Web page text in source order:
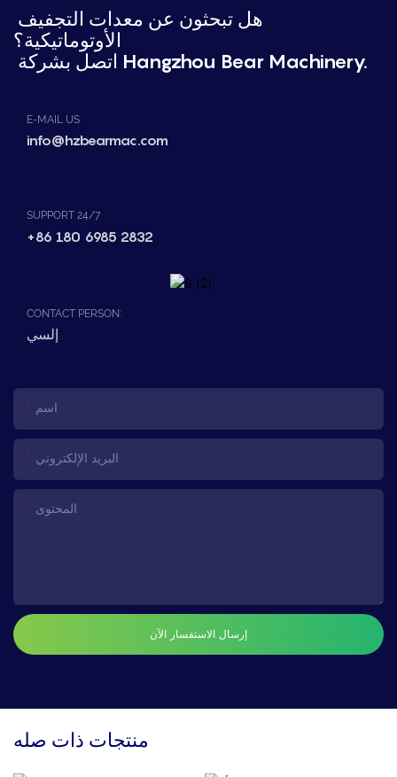
الأوتوماتيكية؟
اتصل بشركة Hangzhou Bear Machinery.
E-MAIL US
info@hzbearmac.com
SUPPORT 24/7
+86 180 6985 2832
CONTACT PERSON:
إلسي
اسم
البريد الإلكتروني
المحتوى
إرسال الاستفسار الآن
منتجات ذات صله